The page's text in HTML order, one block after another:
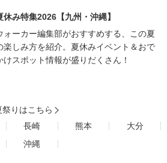
休み特集2026【九州・沖縄】
ォーカー編集部がおすすめする、この夏
楽しみ方を紹介。夏休みイベント＆おで
けスポット情報が盛りだくさん！
りはこちら
長崎 熊本
大分
沖縄